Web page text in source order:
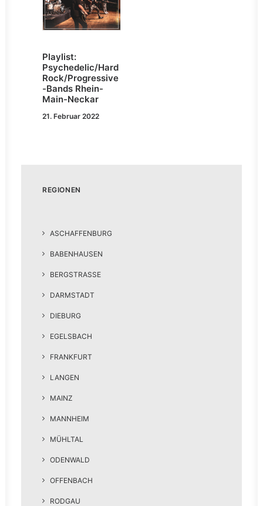
Playlist:
Psychedelic/Hard
Rock/Progressive
-Bands Rhein-
Main-Neckar
21. Februar 2022
REGIONEN
ASCHAFFENBURG
BABENHAUSEN
BERGSTRASSE
DARMSTADT
DIEBURG
EGELSBACH
FRANKFURT
LANGEN
MAINZ
MANNHEIM
MÜHLTAL
ODENWALD
OFFENBACH
RODGAU